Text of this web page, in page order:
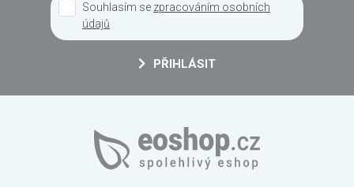
Souhlasím se zpracováním osobních
údajů
PŘIHLÁSIT